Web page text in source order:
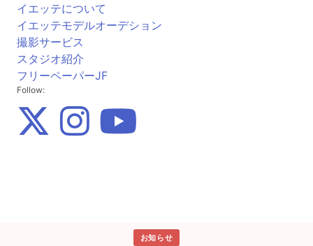
イエッテについて
イエッテモデルオーデション
撮影サービス
スタジオ紹介
フリーペーパーJF
Follow:
お知らせ